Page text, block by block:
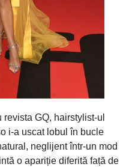
GQ, hairstylist-ul
i-a uscat lobul în bucle
neglijent într-un mod
o apariție diferită față de